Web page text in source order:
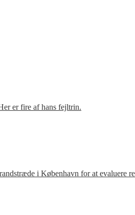
er fire af hans fejltrin.
i København for at evaluere